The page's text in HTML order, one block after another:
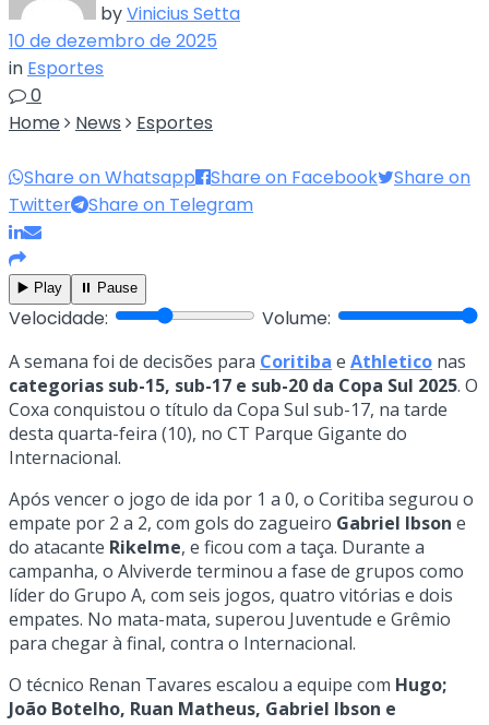
byVinicius Setta
10 de dezembro de 2025
in Esportes
0
Home
News Esportes
Share on Whatsapp Share on Facebook
Share on
Twitter
Share on Telegram
▶️ Play ⏸️ Pause
Velocidade: Volume:
A semana foi de decisões para Coritiba e Athletico nas
categorias sub-15, sub-17 e sub-20 da Copa Sul 2025. O
Coxa conquistou o título da Copa Sul sub-17, na tarde
desta quarta-feira (10), no CT Parque Gigante do
Internacional.
Após vencer o jogo de ida por 1 a 0, o Coritiba segurou o
empate por 2 a 2, com gols do zagueiro Gabriel Ibson e
do atacante Rikelme, e ficou com a taça. Durante a
campanha, o Alviverde terminou a fase de grupos como
líder do Grupo A, com seis jogos, quatro vitórias e dois
empates. No mata-mata, superou Juventude e Grêmio
para chegar à final, contra o Internacional.
O técnico Renan Tavares escalou a equipe com Hugo;
João Botelho, Ruan Matheus, Gabriel Ibson e